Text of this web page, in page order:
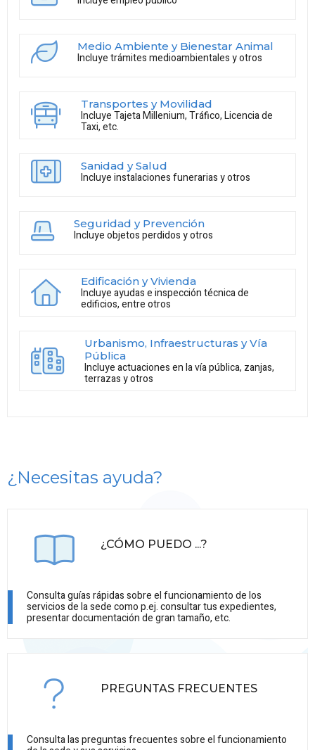
Medio Ambiente y Bienestar Animal
Incluye trámites medioambientales y otros
Transportes y Movilidad
Incluye Tajeta Millenium, Tráfico, Licencia de
Taxi, etc.
Sanidad y Salud
Incluye instalaciones funerarias y otros
Seguridad y Prevención
Incluye objetos perdidos y otros
Edificación y Vivienda
Incluye ayudas e inspección técnica de
edificios, entre otros
Urbanismo, Infraestructuras y Vía
Pública
Incluye actuaciones en la vía pública, zanjas,
terrazas y otros
¿Necesitas ayuda?
¿CÓMO PUEDO ...?
Consulta guías rápidas sobre el funcionamiento de los
servicios de la sede como p.ej. consultar tus expedientes,
presentar documentación de gran tamaño, etc.
PREGUNTAS FRECUENTES
Consulta las preguntas frecuentes sobre el funcionamiento